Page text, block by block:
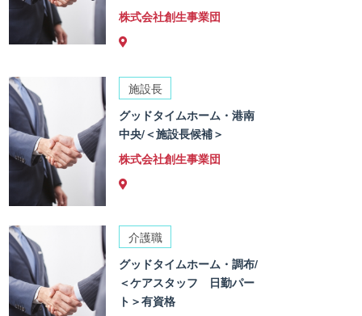
株式会社創生事業団
施設長
グッドタイムホーム・港南
中央/＜施設長候補＞
株式会社創生事業団
介護職
グッドタイムホーム・調布/
＜ケアスタッフ 日勤パー
ト＞有資格